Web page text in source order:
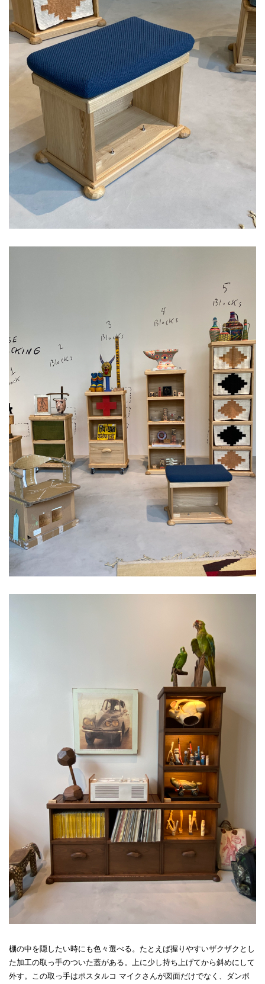
棚の中を隠したい時にも色々選べる。たとえば握りやすいザクザクとし
た加工の取っ手のついた蓋がある。上に少し持ち上げてから斜めにして
外す。この取っ手はポスタルコ マイクさんが図面だけでなく、ダンボ